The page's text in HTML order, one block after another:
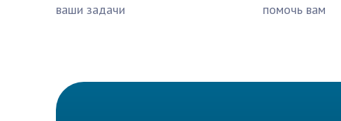
ваши задачи
помочь вам